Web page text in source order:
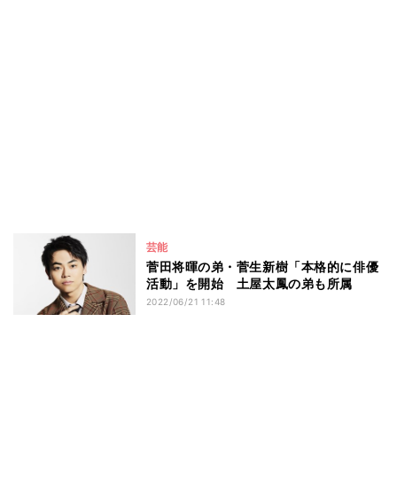
芸能
菅田将暉の弟・菅生新樹「本格的に俳優
活動」を開始 土屋太鳳の弟も所属
2022/06/21 11:48